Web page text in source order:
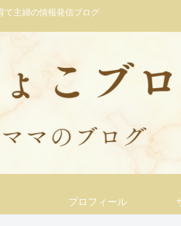
て主婦の情報発信ブログ
プロフィール